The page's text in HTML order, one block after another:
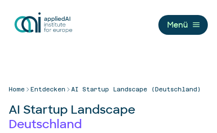
Menü
Home Entdecken AI Startup Landscape (Deutschland)
AI Startup Landscape
Deutschland